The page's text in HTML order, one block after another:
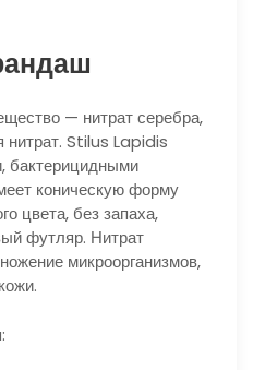
— нитрат серебра,
нитрат. Stilus Lapidis
бактерицидными
коническую форму
цвета, без запаха,
футляр. Нитрат
микроорганизмов,